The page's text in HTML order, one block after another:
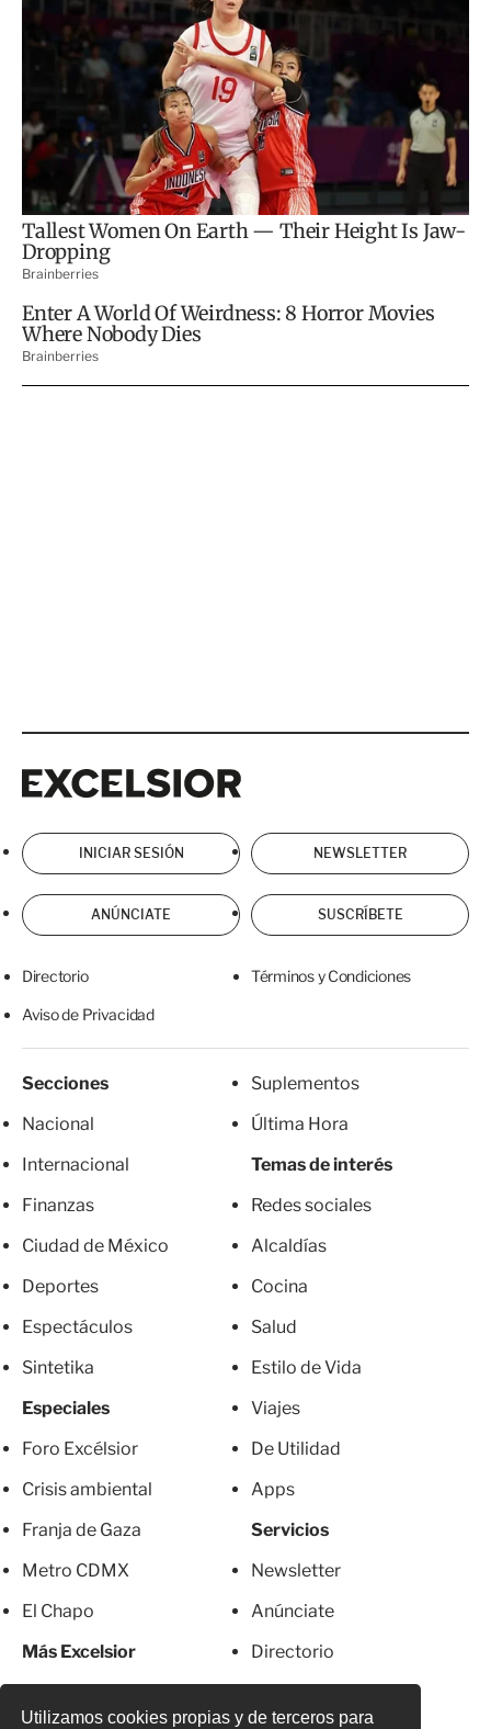
Utilizamos cookies propias y de terceros para
INICIAR SESIÓN NEWSLETTER
ANÚNCIATE SUSCRÍBETE
Directorio Términos y Condiciones
Aviso de Privacidad
Secciones
Nacional
Internacional
Finanzas
Ciudad de México
Deportes
Espectáculos
Sintetika
Especiales
Foro Excélsior
Crisis ambiental
Franja de Gaza
Metro CDMX
El Chapo
Más Excelsior
Suplementos
Última Hora
Temas de interés
Redes sociales
Alcaldías
Cocina
Salud
Estilo de Vida
Viajes
De Utilidad
Apps
Servicios
Newsletter
Anúnciate
Directorio